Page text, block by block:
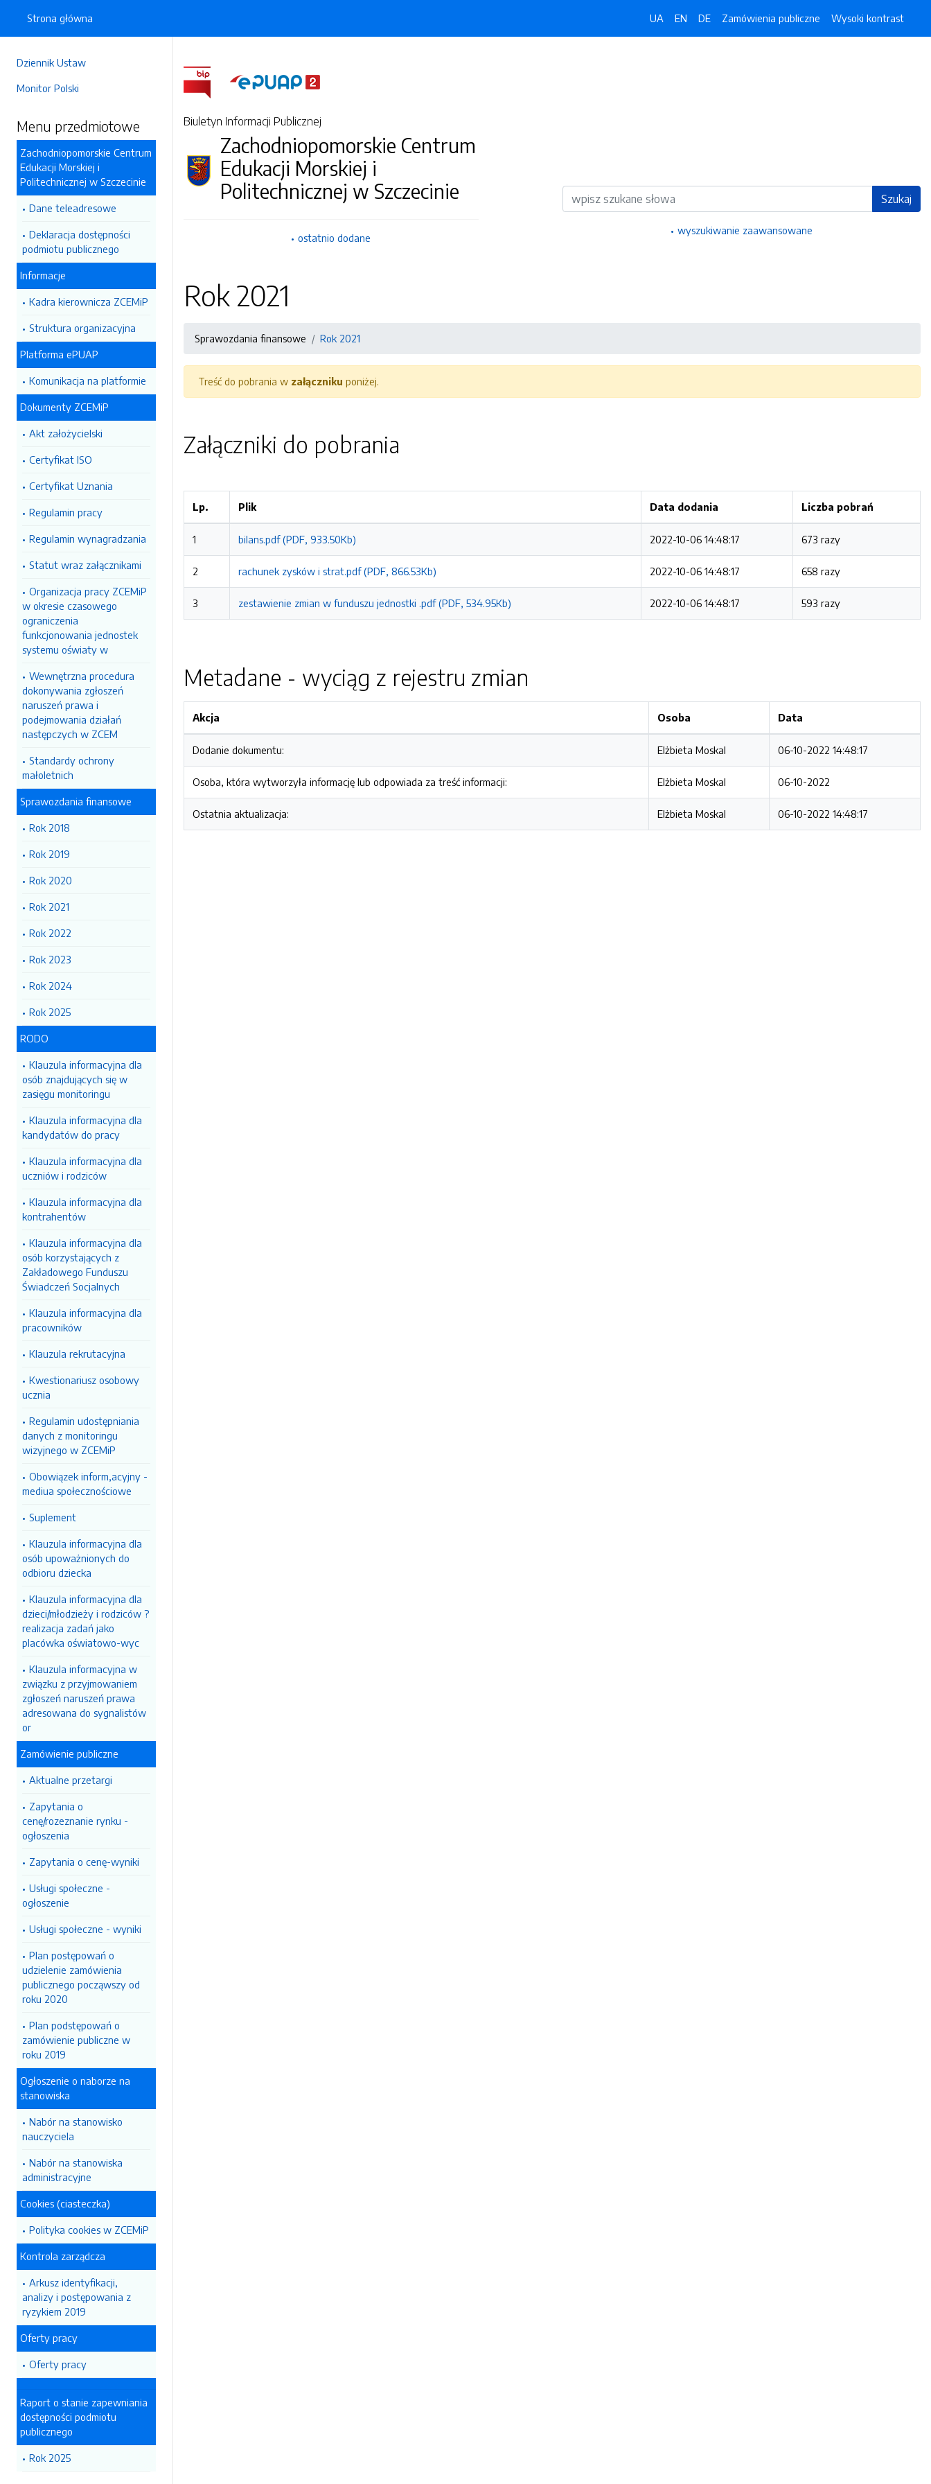
Dziennik Ustaw
Monitor Polski
Menu przedmiotowe
Zachodniopomorskie Centrum
Edukacji Morskiej i
Politechnicznej w Szczecinie
Dane teleadresowe
Deklaracja dostępności
podmiotu publicznego
Informacje
Kadra kierownicza ZCEMiP
Struktura organizacyjna
Platforma ePUAP
Komunikacja na platformie
Dokumenty ZCEMiP
Akt założycielski
Certyfikat ISO
Certyfikat Uznania
Regulamin pracy
Regulamin wynagradzania
Statut wraz załącznikami
Organizacja pracy ZCEMiP
w okresie czasowego
ograniczenia
funkcjonowania jednostek
systemu oświaty w
Wewnętrzna procedura
dokonywania zgłoszeń
naruszeń prawa i
podejmowania działań
następczych w ZCEM
Standardy ochrony
małoletnich
Sprawozdania finansowe
Rok 2018
Rok 2019
Rok 2020
Rok 2021
Rok 2022
Rok 2023
Rok 2024
Rok 2025
RODO
Klauzula informacyjna dla
osób znajdujących się w
zasięgu monitoringu
Klauzula informacyjna dla
kandydatów do pracy
Klauzula informacyjna dla
uczniów i rodziców
Klauzula informacyjna dla
kontrahentów
Klauzula informacyjna dla
osób korzystających z
Zakładowego Funduszu
Świadczeń Socjalnych
Klauzula informacyjna dla
pracowników
Klauzula rekrutacyjna
Kwestionariusz osobowy
ucznia
Regulamin udostępniania
danych z monitoringu
wizyjnego w ZCEMiP
Obowiązek inform,acyjny -
mediua społecznościowe
Suplement
Klauzula informacyjna dla
osób upoważnionych do
odbioru dziecka
Klauzula informacyjna dla
dzieci/młodzieży i rodziców ?
realizacja zadań jako
placówka oświatowo-wyc
Klauzula informacyjna w
związku z przyjmowaniem
zgłoszeń naruszeń prawa
adresowana do sygnalistów
or
Zamówienie publiczne
Aktualne przetargi
Zapytania o
cenę/rozeznanie rynku -
ogłoszenia
Zapytania o cenę-wyniki
Usługi społeczne -
ogłoszenie
Usługi społeczne - wyniki
Plan postępowań o
udzielenie zamówienia
publicznego począwszy od
roku 2020
Plan podstępowań o
zamówienie publiczne w
roku 2019
Ogłoszenie o naborze na
stanowiska
Nabór na stanowisko
nauczyciela
Nabór na stanowiska
administracyjne
Cookies (ciasteczka)
Polityka cookies w ZCEMiP
Kontrola zarządcza
Arkusz identyfikacji,
analizy i postępowania z
ryzykiem 2019
Oferty pracy
Oferty pracy
Raport o stanie zapewniania
dostępności podmiotu
publicznego
Rok 2025
Strona główna UA EN DE Zamówienia publiczne Wysoki kontrast
Biuletyn Informacji Publicznej
Zachodniopomorskie Centrum
Edukacji Morskiej i
Politechnicznej w Szczecinie
ostatnio dodane
Wyszukiwarka Szukaj
wyszukiwanie zaawansowane
Rok 2021
Sprawozdania finansowe Rok 2021
Treść do pobrania w załączniku poniżej.
Załączniki do pobrania
Lp. Plik Data dodania Liczba pobrań
1 bilans.pdf (PDF, 933.50Kb) 2022-10-06 14:48:17 673 razy
2 rachunek zysków i strat.pdf (PDF, 866.53Kb) 2022-10-06 14:48:17 658 razy
3 zestawienie zmian w funduszu jednostki .pdf (PDF, 534.95Kb) 2022-10-06 14:48:17 593 razy
Metadane - wyciąg z rejestru zmian
Akcja Osoba Data
Dodanie dokumentu: Elżbieta Moskal 06-10-2022 14:48:17
Osoba, która wytworzyła informację lub odpowiada za treść informacji: Elżbieta Moskal 06-10-2022
Ostatnia aktualizacja: Elżbieta Moskal 06-10-2022 14:48:17